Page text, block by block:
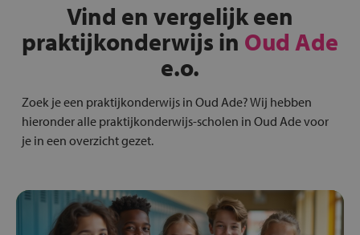
Vind en vergelijk een
praktijkonderwijs in Oud Ade
e.o.
Zoek je een praktijkonderwijs in Oud Ade? Wij hebben
hieronder alle praktijkonderwijs-scholen in Oud Ade voor
je in een overzicht gezet.